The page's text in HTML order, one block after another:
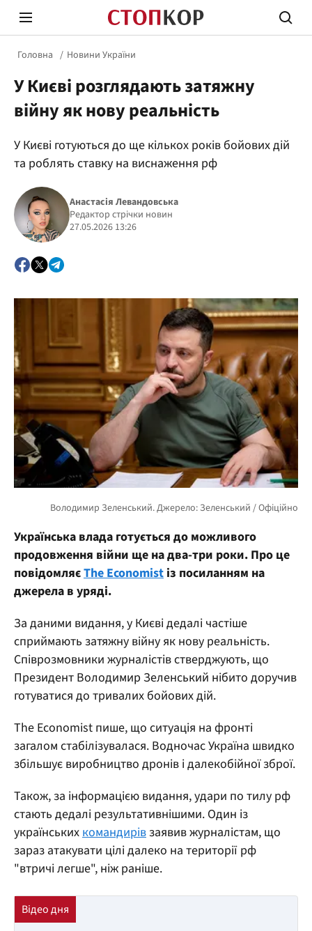
Стоп Політичній Корупції
Політика
Головна Новини України
У Києві розглядають затяжну
війну як нову реальність
У Києві готуються до ще кількох років бойових дій
та роблять ставку на виснаження рф
Анастасія Левандовська
Редактор стрічки новин
27.05.2026 13:26
Українська влада готується до можливого
продовження війни ще на два-три роки. Про це
повідомляєThe Economist із посиланням на
джерела в уряді.
За даними видання, у Києві дедалі частіше
сприймають затяжну війну як нову реальність.
Співрозмовники журналістів стверджують, що
Президент Володимир Зеленський нібито доручив
готуватися до тривалих бойових дій.
The Economist пише, що ситуація на фронті
загалом стабілізувалася. Водночас Україна швидко
збільшує виробництво дронів і далекобійної зброї.
Також, за інформацією видання, удари по тилу рф
стають дедалі результативнішими. Один із
українських командирів заявив журналістам, що
зараз атакувати цілі далеко на території рф
"втричі легше", ніж раніше.